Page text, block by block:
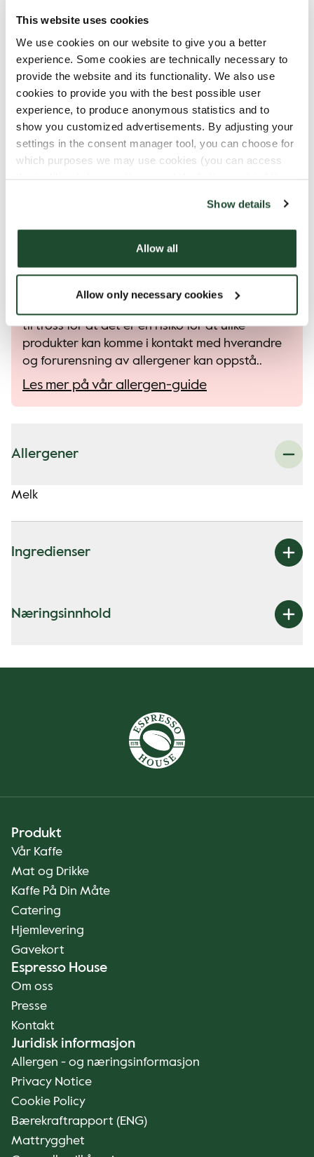
This website uses cookies
We use cookies on our website to give you a better
experience. Some cookies are technically necessary to
provide the website and its functionality. We also use
cookies to provide you with the best possible user
experience, to produce anonymous statistics and to
show you customized advertisements. By adjusting your
settings in the consent manager tool, you can choose for
which purposes we may use cookies (you can access
Show details
Allow all
Allow only necessary cookies
LAKTOSFRI KREM
SOYAKREM
UTEN KREM
Alle våre produkter kan inneholde små
til tross for at det er en risiko for at ulike
produkter kan komme i kontakt med hverandre
og forurensning av allergener kan oppstå..
Les mer på vår allergen-guide
Allergener
Melk
Ingredienser
Næringsinnhold
Produkt
Vår Kaffe
Mat og Drikke
Kaffe På Din Måte
Catering
Hjemlevering
Gavekort
Espresso House
Om oss
Presse
Kontakt
Juridisk informasjon
Allergen - og næringsinformasjon
Privacy Notice
Cookie Policy
Bærekraftrapport (ENG)
Mattrygghet